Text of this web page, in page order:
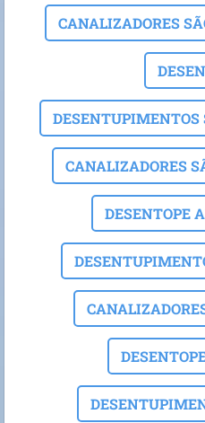
CANALIZADORES
DESENTUPIMENTOS
CANALIZADORES
DESENTOPE